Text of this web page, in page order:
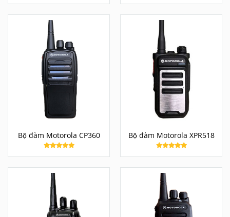
Bộ đàm Motorola CP360 Bộ đàm Motorola XPR518